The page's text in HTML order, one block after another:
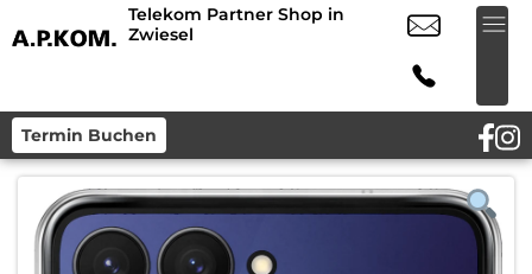
Telekom Partner Shop in
Zwiesel
Termin Buchen